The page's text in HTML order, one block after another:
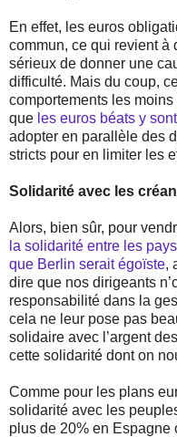
En effet, les euros
commun, ce qui revient à
sérieux de donner une
difficulté. Mais du coup,
comportements les moins
que les euros béats y
adopter en parallèle des
stricts pour en limiter les
Solidarité avec les
Alors, bien sûr, pour
la solidarité entre les
que Berlin serait égoïste,
dire que nos dirigeants
responsabilité dans la
cela ne leur pose pas
solidaire avec l’argent
cette solidarité dont on
Comme pour les plans
solidarité avec les
plus de 20% en Espagne